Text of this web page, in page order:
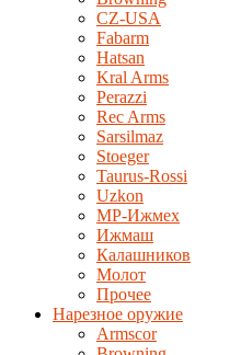
CZ-USA
Fabarm
Hatsan
Kral Arms
Perazzi
Rec Arms
Sarsilmaz
Stoeger
Taurus-Rossi
Uzkon
MP-Ижмех
Ижмаш
Калашников
Молот
Прочее
Нарезное оружие
Armscor